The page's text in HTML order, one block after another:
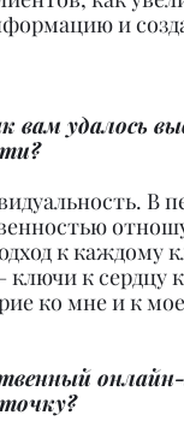
и
вам удалось
В
к каждому
ключи к
ко мне и к